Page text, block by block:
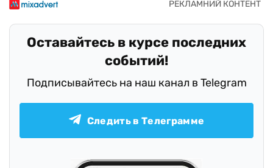
Оставайтесь в курсе последних
событий!
Подписывайтесь на наш канал в Telegram
Следить в Телеграмме